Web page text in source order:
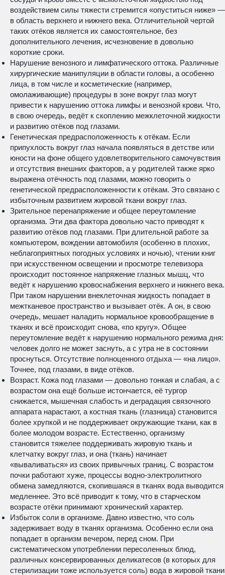
воздействием силы тяжести стремится «опуститься ниже» —
в область верхнего и нижнего века. Отличительной чертой
таких отёков является их самостоятельное, без
дополнительного лечения, исчезновение в довольно
короткие сроки.
Нарушение венозного и лимфатического оттока. Различные
хирургические манипуляции в области головы, а особенно
лица, в том числе и косметические (например,
омолаживающие) процедуры в зоне вокруг глаз могут
привести к нарушению оттока лимфы и венозной крови. Что,
в свою очередь, ведёт к скоплению межклеточной жидкости
и развитию отёков под глазами.
Генетическая предрасположенность к отёкам. Если
припухлость вокруг глаз начала появляться в детстве или
юности на фоне общего удовлетворительного самочувствия
и отсутствия внешних факторов, а у родителей также ярко
выражена отёчность под глазами, можно говорить о
генетической предрасположенности к отёкам. Это связано с
избыточным развитием жировой ткани вокруг глаз.
Зрительное перенапряжение и общее переутомление
организма. Эти два фактора довольно часто приводят к
развитию отёков под глазами. При длительной работе за
компьютером, вождении автомобиля (особенно в плохих,
неблагоприятных погодных условиях и ночью), чтении книг
при искусственном освещении и просмотре телевизора
происходит постоянное напряжение глазных мышц, что
ведёт к нарушению кровоснабжения верхнего и нижнего века.
При таком нарушении внеклеточная жидкость попадает в
межтканевое пространство и вызывает отёк. А он, в свою
очередь, мешает наладить нормальное кровообращение в
тканях и всё происходит снова, «по кругу». Общее
переутомление ведёт к нарушению нормального режима дня:
человек долго не может заснуть, а с утра не в состоянии
проснуться. Отсутствие полноценного отдыха — «на лицо».
Точнее, под глазами, в виде отёков.
Возраст. Кожа под глазами — довольно тонкая и слабая, а с
возрастом она ещё больше истончается, её тургор
снижается, мышечная слабость и деградация связочного
аппарата нарастают, а костная ткань (глазница) становится
более хрупкой и не поддерживает окружающие ткани, как в
более молодом возрасте. Естественно, организму
становится тяжелее поддерживать жировую ткань и
клетчатку вокруг глаз, и она (ткань) начинает
«вываливаться» из своих привычных границ. С возрастом
почки работают хуже, процессы водно-электролитного
обмена замедляются, скопившаяся в тканях вода выводится
медленнее. Это всё приводит к тому, что в старческом
возрасте отёки принимают хронический характер.
Избыток соли в организме. Давно известно, что соль
задерживает воду в тканях организма. Особенно если она
попадает в организм вечером, перед сном. При
систематическом употреблении пересоленных блюд,
различных консервированных деликатесов (в которых для
стерилизации тоже используется соль) вода в жировой ткани